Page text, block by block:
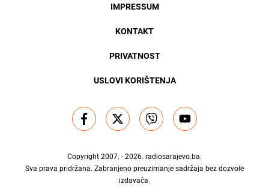
IMPRESSUM
KONTAKT
PRIVATNOST
USLOVI KORIŠTENJA
Copyright 2007. - 2026. radiosarajevo.ba.
Sva prava pridržana. Zabranjeno preuzimanje sadržaja bez dozvole
izdavača.